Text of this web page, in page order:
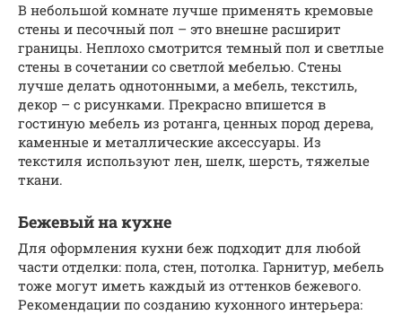
В небольшой комнате лучше применять кремовые
стены и песочный пол – это внешне расширит
границы. Неплохо смотрится темный пол и светлые
стены в сочетании со светлой мебелью. Стены
лучше делать однотонными, а мебель, текстиль,
декор – с рисунками. Прекрасно впишется в
гостиную мебель из ротанга, ценных пород дерева,
каменные и металлические аксессуары. Из
текстиля используют лен, шелк, шерсть, тяжелые
ткани.
Бежевый на кухне
Для оформления кухни беж подходит для любой
части отделки: пола, стен, потолка. Гарнитур, мебель
тоже могут иметь каждый из оттенков бежевого.
Рекомендации по созданию кухонного интерьера: